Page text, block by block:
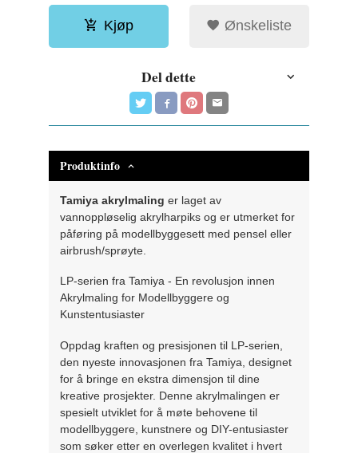
Kjøp Ønskeliste
Del dette
Produktinfo
Tamiya akrylmaling er laget av
vannoppløselig akrylharpiks og er utmerket for
påføring på modellbyggesett med pensel eller
airbrush/sprøyte.
LP-serien fra Tamiya - En revolusjon innen
Akrylmaling for Modellbyggere og
Kunstentusiaster
Oppdag kraften og presisjonen til LP-serien,
den nyeste innovasjonen fra Tamiya, designet
for å bringe en ekstra dimensjon til dine
kreative prosjekter. Denne akrylmalingen er
spesielt utviklet for å møte behovene til
modellbyggere, kunstnere og DIY-entusiaster
som søker etter en overlegen kvalitet i hvert